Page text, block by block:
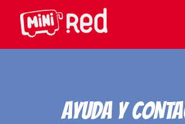
AYUDA Y